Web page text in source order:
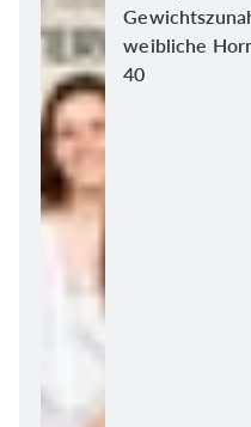
weibliche
40